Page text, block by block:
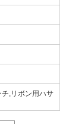
,リボン用ハサ